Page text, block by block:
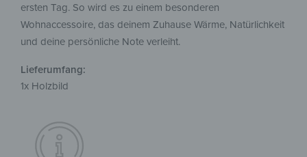
ersten Tag. So wird es zu einem besonderen
Wohnaccessoire, das deinem Zuhause Wärme, Natürlichkeit
und deine persönliche Note verleiht.
Lieferumfang:
1x Holzbild